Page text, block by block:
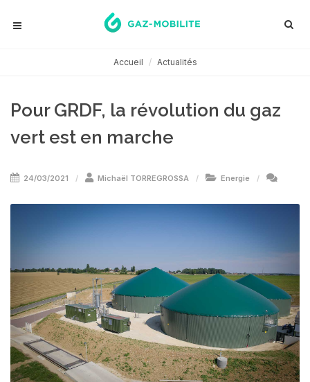
Accueil Actualités
Pour GRDF, la révolution du gaz
vert est en marche
24/03/2021 Michaël TORREGROSSA Energie